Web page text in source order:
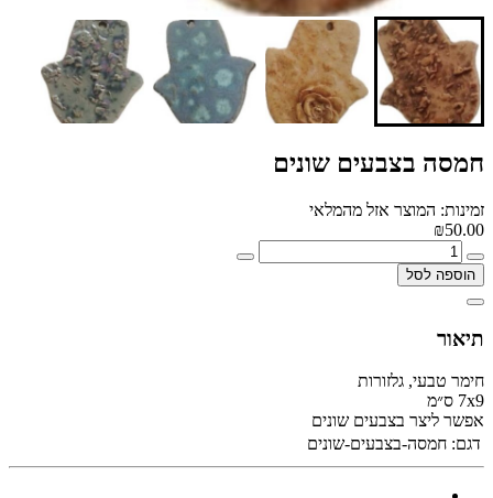
חמסה בצבעים שונים
זמינות: המוצר אזל מהמלאי
₪50.00
הוספה לסל
תיאור
חימר טבעי, גלזורות
7х9 ס״מ
אפשר ליצר בצבעים שונים
דגם: חמסה-בצבעים-שונים